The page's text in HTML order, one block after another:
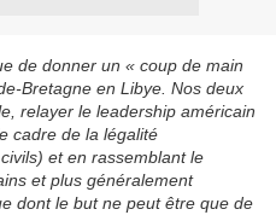
de donner un « coup de main
Bretagne en Libye. Nos deux
relayer le leadership américain
cadre de la légalité
et en rassemblant le
et plus généralement
dont le but ne peut être que de